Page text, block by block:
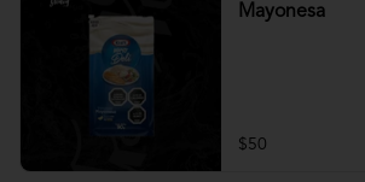
Mayonesa
$50